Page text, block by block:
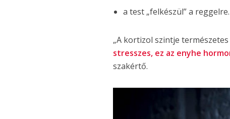
a test „felkészül” a reggelre.
„A kortizol szintje
stresszes, ez az enyhe
szakértő.